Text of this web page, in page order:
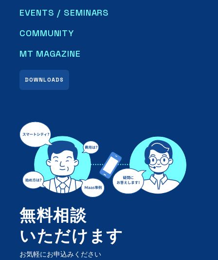
EVENTS / SEMINARS
COMMUNITY
DOWNLOADS
MT MAGAZINE
無料相談
いただけます
お気軽にお申込みください